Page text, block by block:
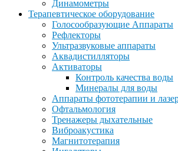
Динамометры
Терапевтическое оборудование
Голосообразующие Аппараты
Рефлекторы
Ультразвуковые аппараты
Аквадистилляторы
Активаторы
Контроль качества воды
Минералы для воды
Аппараты фототерапии и
Офтальмология
Тренажеры дыхательные
Виброакустика
Магнитотерапия